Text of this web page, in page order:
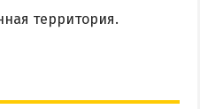
территория.